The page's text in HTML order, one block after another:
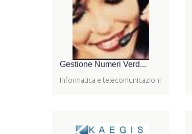
Gestione Numeri Verd...
Informatica e telecomunicazioni